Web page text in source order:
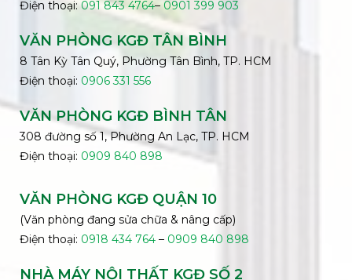
Điện thoại:091 843 4764– 0901 399 903
VĂN PHÒNG KGĐ TÂN BÌNH
8 Tân Kỳ Tân Quý, Phường Tân Bình, TP. HCM
Điện thoại: 0906 331 556
VĂN PHÒNG KGĐ BÌNH TÂN
308 đường số 1, Phường An Lạc, TP. HCM
Điện thoại: 0909 840 898
VĂN PHÒNG KGĐ QUẬN 10
(Văn phòng đang sửa chữa & nâng cấp)
Điện thoại: 0918 434 764 – 0909 840 898
NHÀ MÁY NỘI THẤT KGĐ SỐ 2